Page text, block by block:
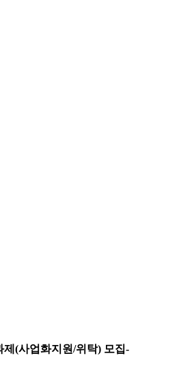
(사업화지원/위탁) 모집-